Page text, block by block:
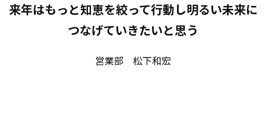
来年はもっと知恵を絞って行動し明るい未来に
つなげていきたいと思う
営業部 松下和宏